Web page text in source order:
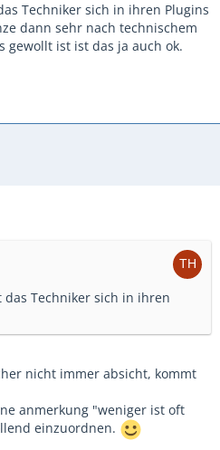
in jedem Kanal den F6
ein Solo boosten und die
ich gar nichts mehr
mehr"
Techniker sich in ihren Plugins
dann sehr nach technischem
gewollt ist ist das ja auch ok.
Techniker sich in ihren
nicht immer absicht, kommt
anmerkung "weniger ist oft
einzuordnen.